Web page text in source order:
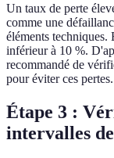
Un taux de perte
comme une
éléments techniques.
inférieur à 10 %.
recommandé de
pour éviter ces pertes.
Étape 3 :
intervalles